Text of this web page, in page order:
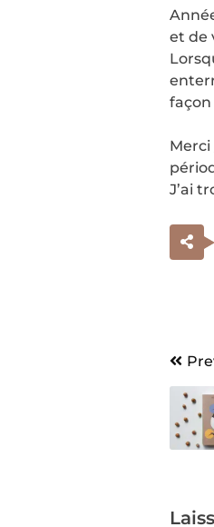
et de
façon
Merci
J’ai
de